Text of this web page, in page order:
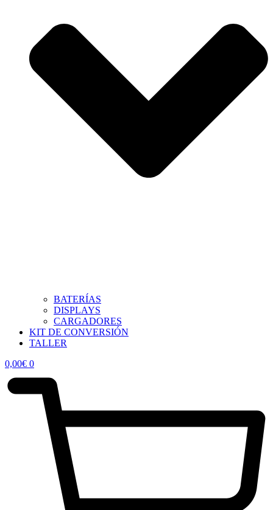
BATERÍAS
DISPLAYS
CARGADORES
KIT DE CONVERSIÓN
TALLER
0,00€ 0